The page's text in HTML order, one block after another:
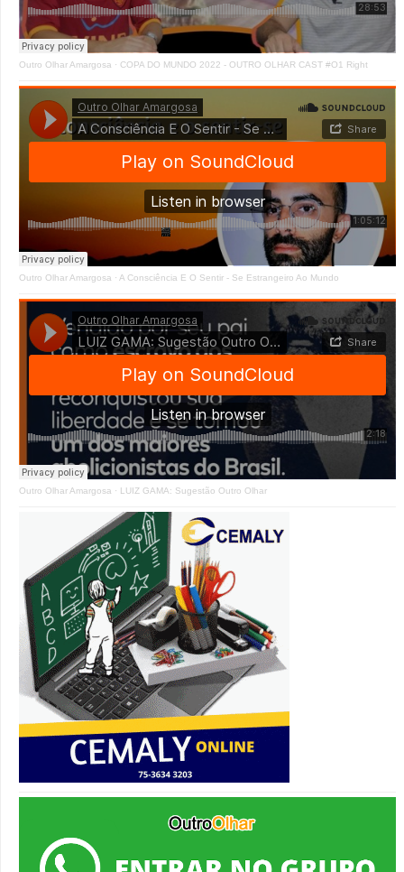
Outro Olhar Amargosa · COPA DO MUNDO 2022 - OUTRO OLHAR CAST #O1 Right
Outro Olhar Amargosa · A Consciência E O Sentir - Se Estrangeiro Ao Mundo
Outro Olhar Amargosa · LUIZ GAMA: Sugestão Outro Olhar